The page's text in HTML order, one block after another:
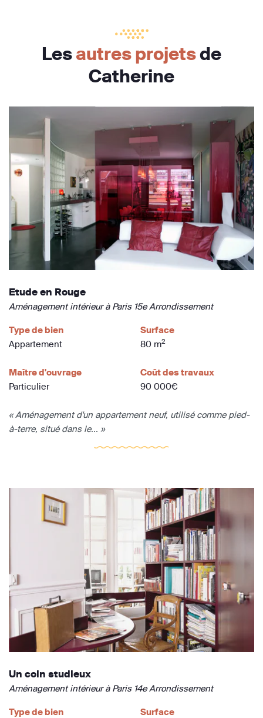
Lesautres projetsde
Catherine
Etude en Rouge
Aménagement intérieur à Paris 15e Arrondissement
Type de bien
Appartement
Surface
80 m2
Maître d'ouvrage
Particulier
Coût des travaux
90 000€
« Aménagement d'un appartement neuf, utilisé comme pied-
à-terre, situé dans le... »
Un coin studieux
Aménagement intérieur à Paris 14e Arrondissement
Type de bien
Surface